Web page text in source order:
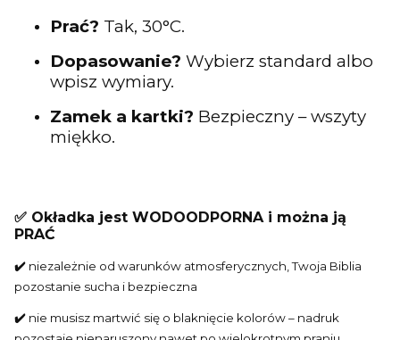
Prać? Tak, 30°C.
Dopasowanie? Wybierz standard albo
wpisz wymiary.
Zamek a kartki? Bezpieczny – wszyty
miękko.
✅ Okładka jest WODOODPORNA i można ją
PRAĆ
✔️ niezależnie od warunków atmosferycznych, Twoja Biblia
pozostanie sucha i bezpieczna
✔️ nie musisz martwić się o blaknięcie kolorów – nadruk